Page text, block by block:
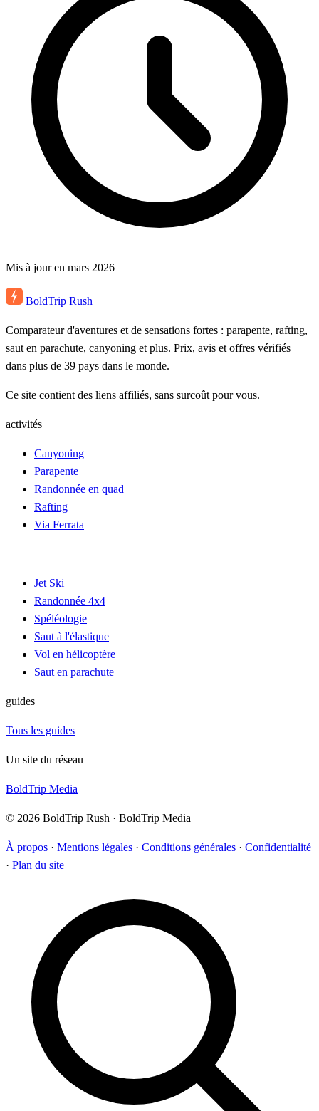
Mis à jour en mars 2026
BoldTrip Rush
Comparateur d'aventures et de sensations fortes : parapente, rafting,
saut en parachute, canyoning et plus. Prix, avis et offres vérifiés
dans plus de 39 pays dans le monde.
Ce site contient des liens affiliés, sans surcoût pour vous.
activités
Canyoning
Parapente
Randonnée en quad
Rafting
Via Ferrata
Jet Ski
Randonnée 4x4
Spéléologie
Saut à l'élastique
Vol en hélicoptère
Saut en parachute
guides
Tous les guides
Un site du réseau
BoldTrip Media
© 2026 BoldTrip Rush · BoldTrip Media
À propos · Mentions légales · Conditions générales · Confidentialité
· Plan du site